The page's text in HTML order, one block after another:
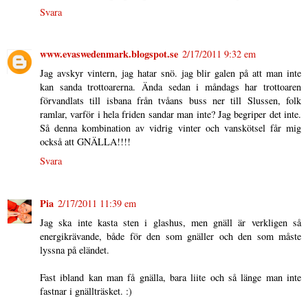
Svara
www.evaswedenmark.blogspot.se 2/17/2011 9:32 em
Jag avskyr vintern, jag hatar snö. jag blir galen på att man inte
kan sanda trottoarerna. Ända sedan i måndags har trottoaren
förvandlats till isbana från tvåans buss ner till Slussen, folk
ramlar, varför i hela friden sandar man inte? Jag begriper det inte.
Så denna kombination av vidrig vinter och vanskötsel får mig
också att GNÄLLA!!!!
Svara
Pia 2/17/2011 11:39 em
Jag ska inte kasta sten i glashus, men gnäll är verkligen så
energikrävande, både för den som gnäller och den som måste
lyssna på eländet.
Fast ibland kan man få gnälla, bara liite och så länge man inte
fastnar i gnällträsket. :)